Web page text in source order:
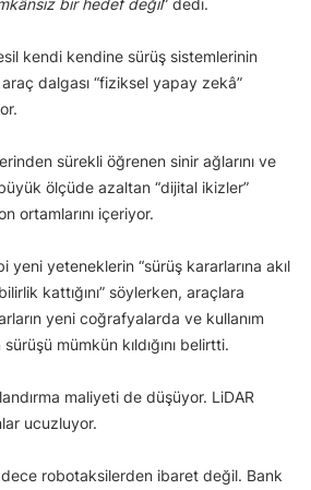
kendi kendine sürüş sistemlerinin
dalgası “fiziksel yapay zekâ”
sürekli öğrenen sinir ağlarını ve
ölçüde azaltan “dijital ikizler”
ortamlarını içeriyor.
yeni yeteneklerin “sürüş kararlarına akıl
kattığını” söylerken, araçlara
yeni coğrafyalarda ve kullanım
mümkün kıldığını belirtti.
maliyeti de düşüyor. LiDAR
ucuzluyor.
robotaksilerden ibaret değil. Bank